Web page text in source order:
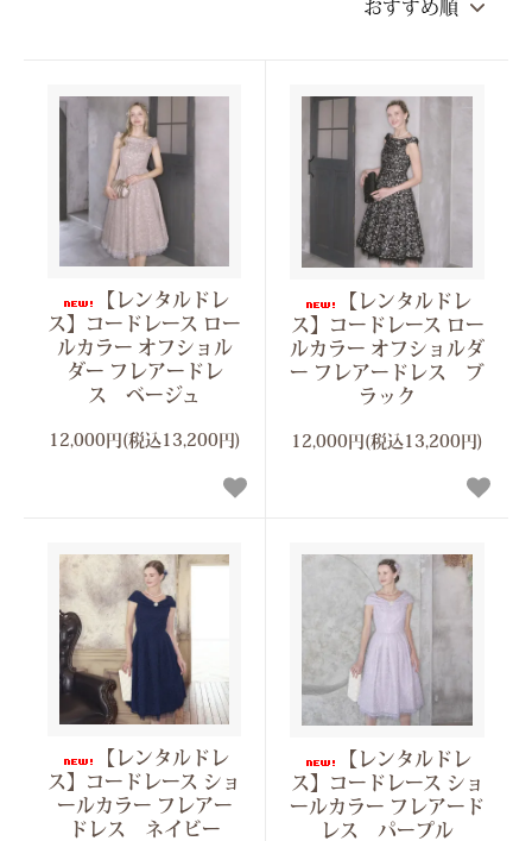
【レンタルドレ
ス】コードレース ロー
ルカラー オフショル
ダー フレアードレ
ス ベージュ
12,000円(税込13,200円)
【レンタルドレ
ス】コードレース ロー
ルカラー オフショルダ
ー フレアードレス ブ
ラック
12,000円(税込13,200円)
【レンタルドレ
ス】コードレース ショ
ールカラー フレアー
ドレス ネイビー
【レンタルドレ
ス】コードレース ショ
ールカラー フレアード
レス パープル